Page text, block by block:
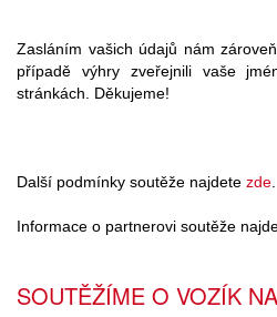
Zasláním vašich údajů nám
případě výhry zveřejnili vaše
stránkách. Děkujeme!
Další podmínky soutěže najdete zde
Informace o partnerovi soutěže
SOUTĚŽÍME O VOZÍK